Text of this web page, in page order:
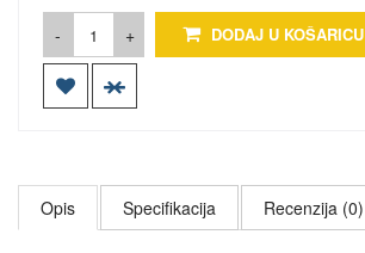
- + DODAJ U KOŠARICU
Opis Specifikacija Recenzija (0)